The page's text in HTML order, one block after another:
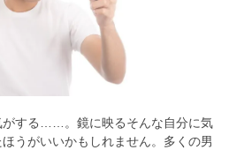
がする……。鏡に映るそんな自分に気
うがいいかもしれません。多くの男